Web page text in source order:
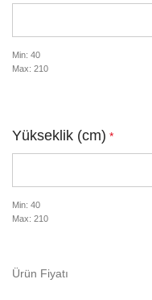
Min: 40
Max: 210
Yükseklik (cm) *
Min: 40
Max: 210
Ürün Fiyatı